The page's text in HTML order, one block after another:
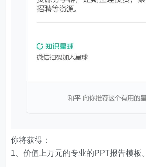
你将获得：
1、价值上万元的专业的PPT报告模板。